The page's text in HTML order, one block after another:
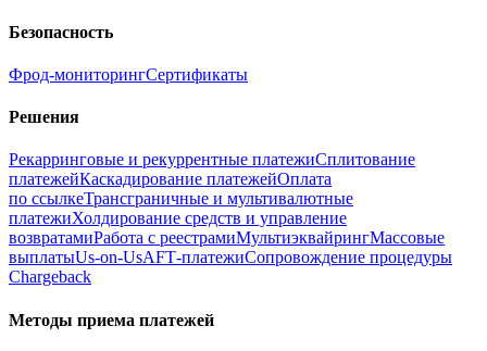
Безопасность
Фрод‑мониторингСертификаты
Решения
Рекарринговые и рекуррентные платежиСплитование
платежейКаскадирование платежейОплата
по ссылкеТрансграничные и мультивалютные
платежиХолдирование средств и управление
возвратамиРабота с реестрамиМультиэквайрингМассовые
выплатыUs-on-UsAFT‑платежиСопровождение процедуры
Chargeback
Методы приема платежей